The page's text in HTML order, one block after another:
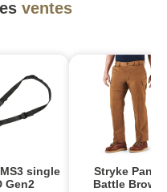
ventes
single
Gen2
Stryke Pant -
Battle Brown